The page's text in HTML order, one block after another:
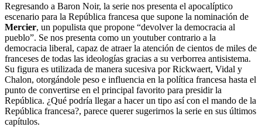
Regresando a Baron Noir, la serie nos presenta el apocalíptico
escenario para la República francesa que supone la nominación de
Mercier, un populista que propone “devolver la democracia al
pueblo”. Se nos presenta como un youtuber contrario a la
democracia liberal, capaz de atraer la atención de cientos de miles de
franceses de todas las ideologías gracias a su verborrea antisistema.
Su figura es utilizada de manera sucesiva por Rickwaert, Vidal y
Chalon, otorgándole peso e influencia en la política francesa hasta el
punto de convertirse en el principal favorito para presidir la
República. ¿Qué podría llegar a hacer un tipo así con el mando de la
República francesa?, parece querer sugerirnos la serie en sus últimos
capítulos.